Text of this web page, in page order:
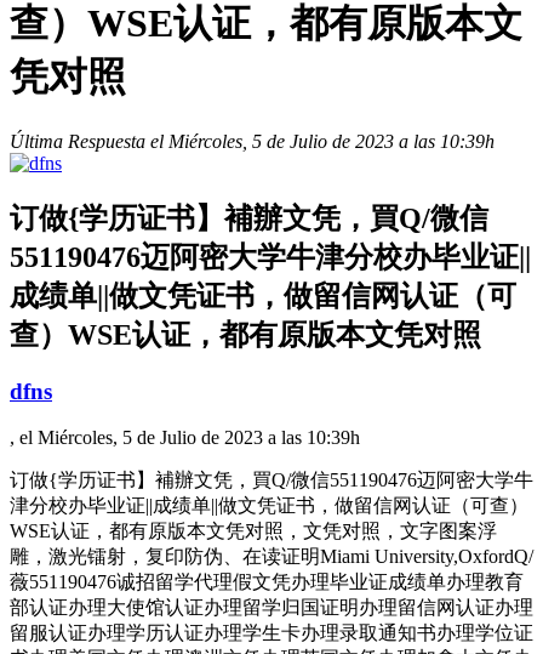
查）WSE认证，都有原版本文
凭对照
Última Respuesta el Miércoles, 5 de Julio de 2023 a las 10:39h
订做{学历证书】補辦文凭，買Q/微信
551190476迈阿密大学牛津分校办毕业证||
成绩单||做文凭证书，做留信网认证（可
查）WSE认证，都有原版本文凭对照
dfns
, el Miércoles, 5 de Julio de 2023 a las 10:39h
订做{学历证书】補辦文凭，買Q/微信551190476迈阿密大学牛
津分校办毕业证||成绩单||做文凭证书，做留信网认证（可查）
WSE认证，都有原版本文凭对照，文凭对照，文字图案浮
雕，激光镭射，复印防伪、在读证明Miami University,OxfordQ/
薇551190476诚招留学代理假文凭办理毕业证成绩单办理教育
部认证办理大使馆认证办理留学归国证明办理留信网认证办理
留服认证办理学历认证办理学生卡办理录取通知书办理学位证